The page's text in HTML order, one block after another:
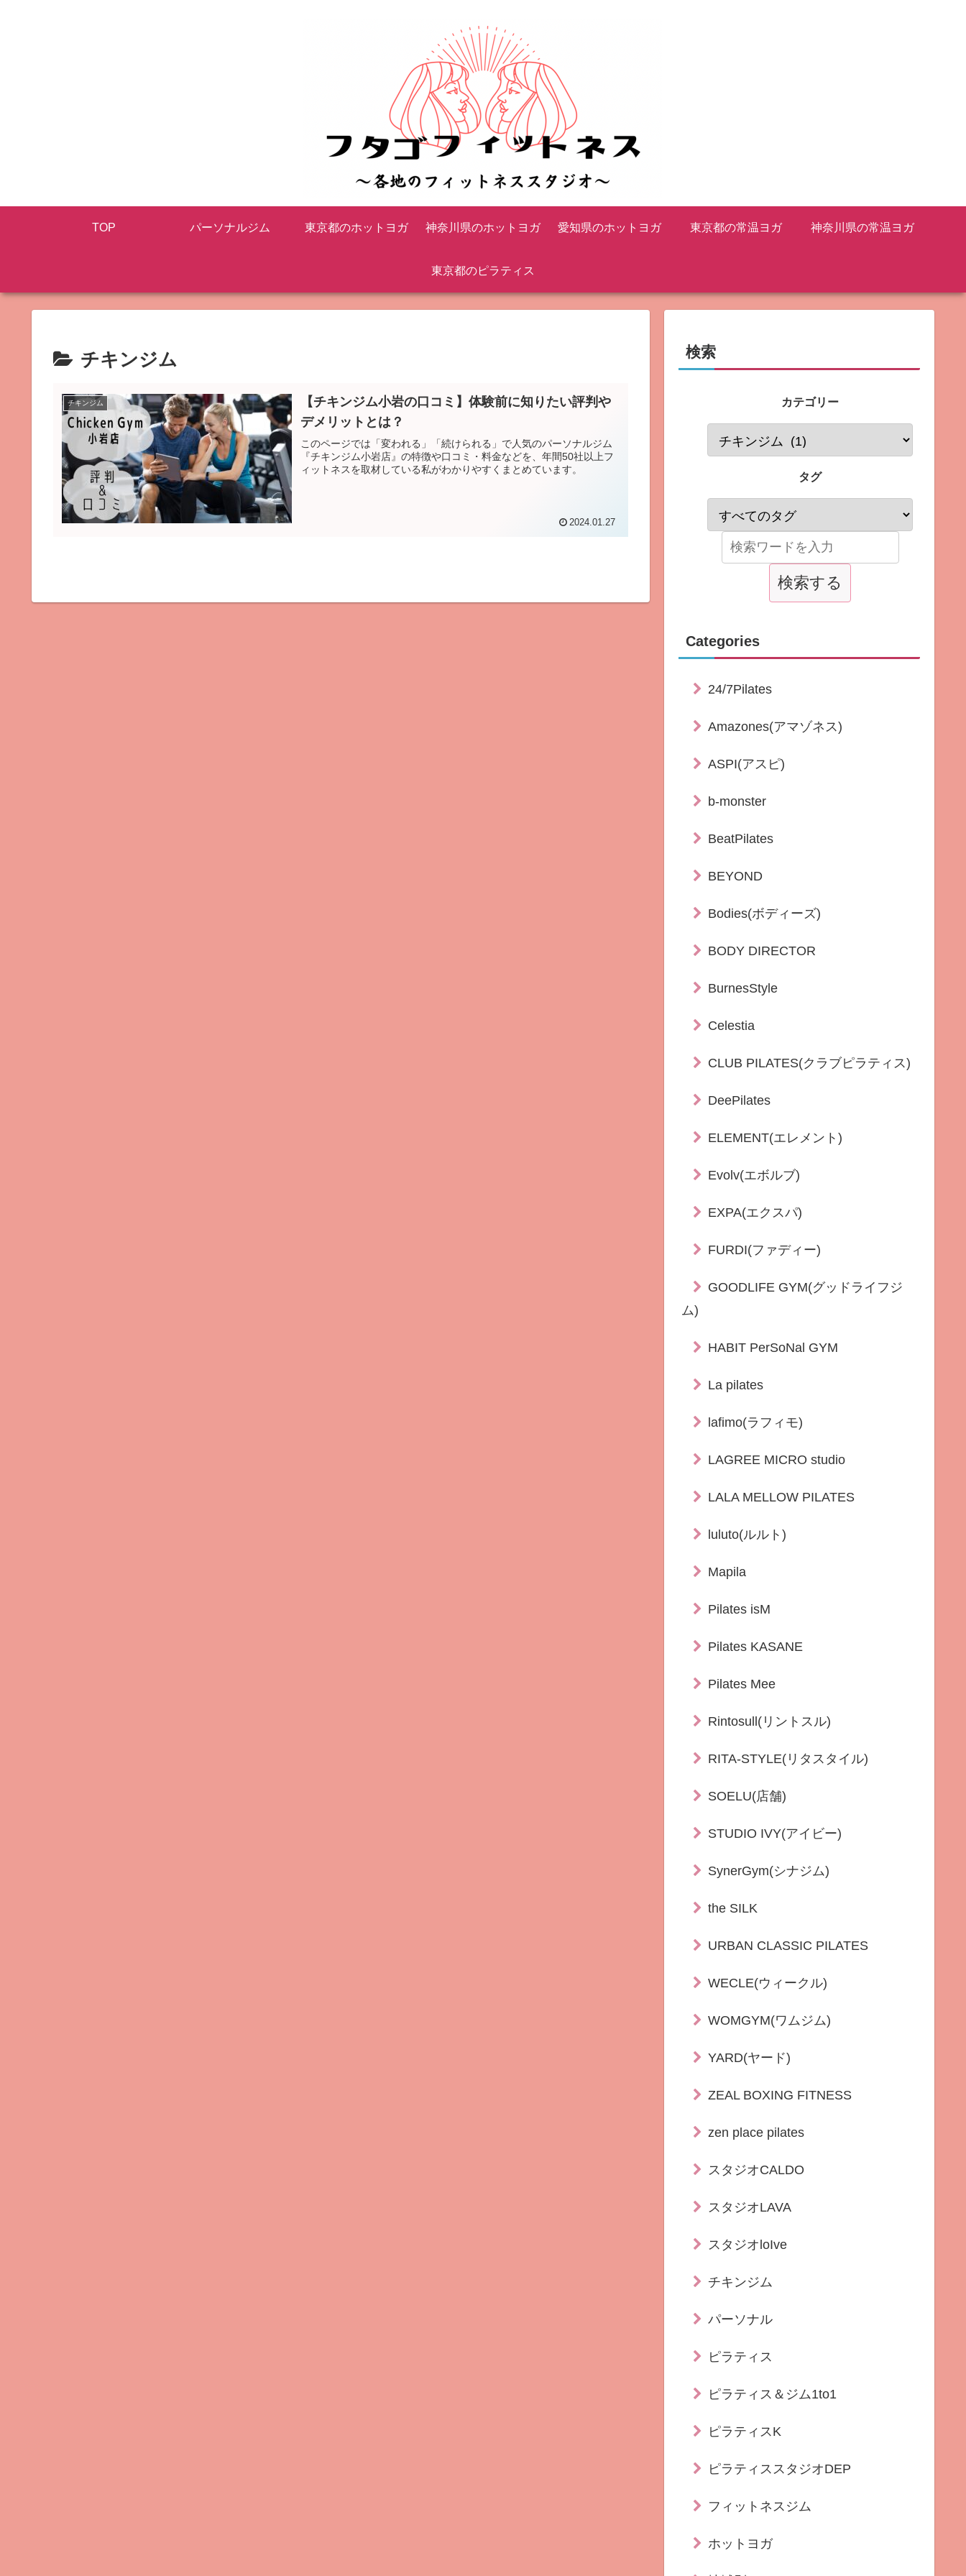
TOP パーソナルジム 東京都のホットヨガ 神奈川県のホットヨガ 愛知県のホットヨガ 東京都の常温ヨガ 神奈川県の常温ヨガ
東京都のピラティス
チキンジム
チキンジム
【チキンジム小岩の口コミ】体験前に知りたい評判や
デメリットとは？
このページでは「変われる」「続けられる」で人気のパーソナルジム
『チキンジム小岩店』の特徴や口コミ・料金などを、年間50社以上フ
ィットネスを取材している私がわかりやすくまとめています。
2024.01.27
検索
カテゴリー
タグ
Categories
24/7Pilates
Amazones(アマゾネス)
ASPI(アスピ)
b-monster
BeatPilates
BEYOND
Bodies(ボディーズ)
BODY DIRECTOR
BurnesStyle
Celestia
CLUB PILATES(クラブピラティス)
DeePilates
ELEMENT(エレメント)
Evolv(エボルブ)
EXPA(エクスパ)
FURDI(ファディー)
GOODLIFE GYM(グッドライフジ
ム)
HABIT PerSoNal GYM
La pilates
lafimo(ラフィモ)
LAGREE MICRO studio
LALA MELLOW PILATES
luluto(ルルト)
Mapila
Pilates isM
Pilates KASANE
Pilates Mee
Rintosull(リントスル)
RITA-STYLE(リタスタイル)
SOELU(店舗)
STUDIO IVY(アイビー)
SynerGym(シナジム)
the SILK
URBAN CLASSIC PILATES
WECLE(ウィークル)
WOMGYM(ワムジム)
YARD(ヤード)
ZEAL BOXING FITNESS
zen place pilates
スタジオCALDO
スタジオLAVA
スタジオloIve
チキンジム
パーソナル
ピラティス
ピラティス＆ジム1to1
ピラティスK
ピラティススタジオDEP
フィットネスジム
ホットヨガ